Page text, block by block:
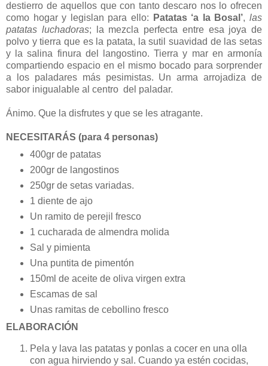
destierro de aquellos que con tanto descaro nos lo ofrecen
como hogar y legislan para ello:
Patatas ‘a la Bosal’,las
patatas luchadoras; la mezcla perfecta entre esa joya de
polvo y tierra que es la patata, la sutil suavidad de las setas
y la salina finura del langostino. Tierra y mar en armonía
compartiendo espacio en el mismo bocado para sorprender
a los paladares más pesimistas. Un arma arrojadiza de
sabor inigualable al centro del paladar.
Ánimo. Que la disfrutes y que se les atragante.
NECESITARÁS (para 4 personas)
400gr de patatas
200gr de langostinos
250gr de setas variadas.
1 diente de ajo
Un ramito de perejil fresco
1 cucharada de almendra molida
Sal y pimienta
Una puntita de pimentón
150ml de aceite de oliva virgen extra
Escamas de sal
Unas ramitas de cebollino fresco
ELABORACIÓN
Pela y lava las patatas y ponlas a cocer en una olla
con agua hirviendo y sal. Cuando ya estén cocidas,